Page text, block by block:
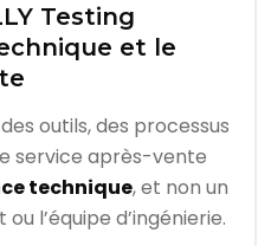
Testing
et le
outils, des processus
service après-vente
technique, et non un
l’équipe d’ingénierie.